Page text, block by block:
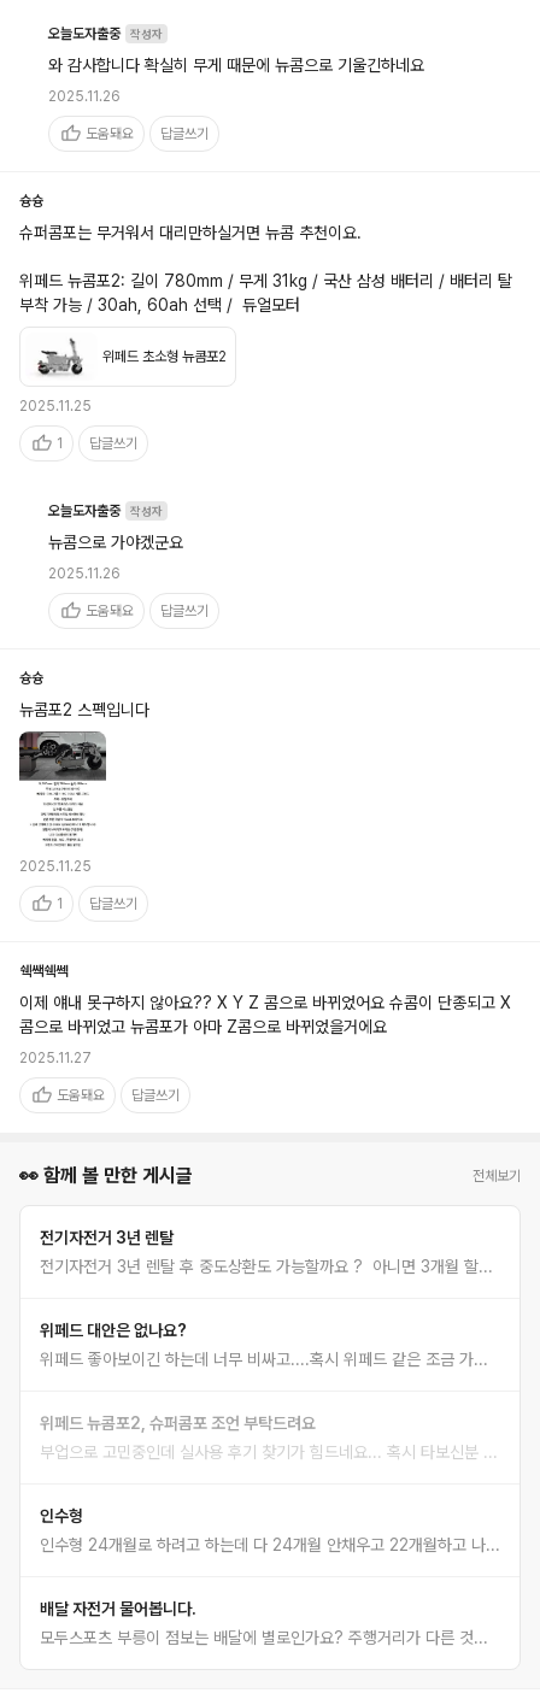
오늘도자출중 작성자
와 감사합니다 확실히 무게 때문에 뉴콤으로 기울긴하네요
2025.11.26
도움돼요 답글쓰기
슝슝
슈퍼콤포는 무거워서 대리만하실거면 뉴콤 추천이요.
위페드 뉴콤포2: 길이 780mm / 무게 31kg / 국산 삼성 배터리 / 배터리 탈
부착 가능 / 30ah, 60ah 선택 /  듀얼모터
위페드 초소형 뉴콤포2
2025.11.25
1 답글쓰기
오늘도자출중 작성자
뉴콤으로 가야겠군요
2025.11.26
도움돼요 답글쓰기
슝슝
뉴콤포2 스펙입니다
2025.11.25
1 답글쓰기
쉑쌕쉑쎅
이제 얘내 못구하지 않아요?? X Y Z 콤으로 바뀌었어요 슈콤이 단종되고 X
콤으로 바뀌었고 뉴콤포가 아마 Z콤으로 바뀌었을거에요
2025.11.27
도움돼요 답글쓰기
👀 함께 볼 만한 게시글 전체보기
전기자전거 3년 렌탈
전기자전거 3년 렌탈 후 중도상환도 가능할까요 ? 아니면 3개월 할부로 사는게 좋은지..두가지 답변좀 해듀세여~
위페드 대안은 없나요?
위페드 좋아보이긴 하는데 너무 비싸고....혹시 위페드 같은 조금 가성비 브랜드 있나요?
위페드 뉴콤포2, 슈퍼콤포 조언 부탁드려요
부업으로 고민중인데 실사용 후기 찾기가 힘드네요... 혹시 타보신분 장단점 좀 알려주세요
인수형
인수형 24개월로 하려고 하는데 다 24개월 안채우고 22개월하고 나머지 2개월은 남은 금액으로해서 결제 할 수 있나요?
배달 자전거 물어봅니다.
모두스포츠 부릉이 점보는 배달에 별로인가요? 주행거리가 다른 것보다 높고 배터리 추가 장착으로 거리가 더 늘어난다고 되어 있는데 별로인가요?